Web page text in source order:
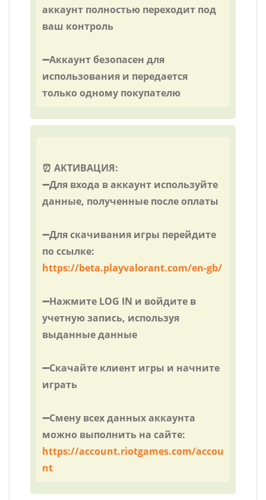
аккаунт полностью переходит под
ваш контроль
➖Аккаунт безопасен для
использования и передается
только одному покупателю
⏰ АКТИВАЦИЯ:
➖Для входа в аккаунт используйте
данные, полученные после оплаты
➖Для скачивания игры перейдите
по ссылке:
https://beta.playvalorant.com/en-gb/
➖Нажмите LOG IN и войдите в
учетную запись, используя
выданные данные
➖Скачайте клиент игры и начните
играть
➖Смену всех данных аккаунта
можно выполнить на сайте:
https://account.riotgames.com/accou
nt